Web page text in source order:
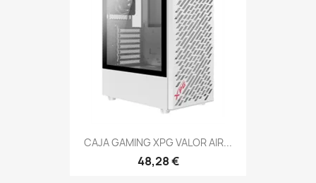
CAJA GAMING XPG VALOR AIR...
48,28 €